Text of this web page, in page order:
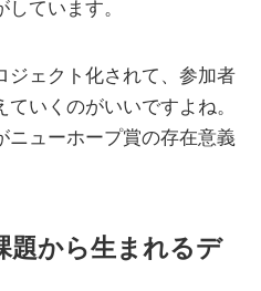
ています。
ジェクト化されて、参加者
いくのがいいですよね。
ニューホープ賞の存在意義
題から生まれるデ